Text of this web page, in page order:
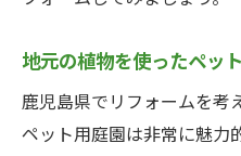
地元の植物を使ったペッ
鹿児島県でリフォームを考
ペット用庭園は非常に魅力